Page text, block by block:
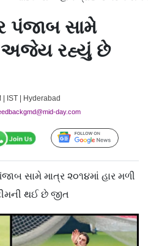
પંજાબ સામે
અજેય રહ્યું છે
| IST | Hyderabad
day.com
Follow Us
સામે માત્ર ૨૦૧૪માં હાર મળી
થઈ છે જીત